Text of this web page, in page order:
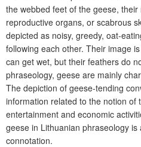
the webbed feet of the geese,
reproductive organs, or scabrous
depicted as noisy, greedy, oat-
following each other. Their image
can get wet, but their feathers do
phraseology, geese are mainly
The depiction of geese-tending
information related to the notion of
entertainment and economic
geese in Lithuanian phraseology
connotation.